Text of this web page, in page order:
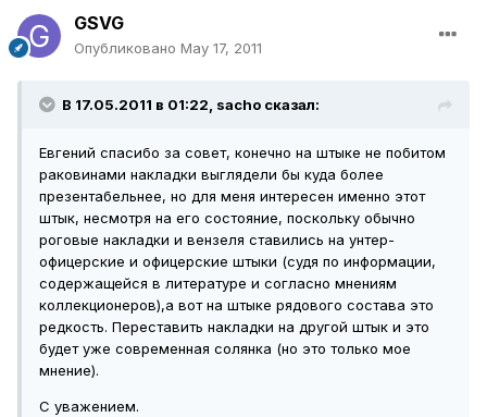
GSVG
Опубликовано May 17, 2011
В 17.05.2011 в 01:22, sacho сказал:
Евгений спасибо за совет, конечно на штыке не побитом
раковинами накладки выглядели бы куда более
презентабельнее, но для меня интересен именно этот
штык, несмотря на его состояние, поскольку обычно
роговые накладки и вензеля ставились на унтер-
офицерские и офицерские штыки (судя по информации,
содержащейся в литературе и согласно мнениям
коллекционеров),а вот на штыке рядового состава это
редкость. Переставить накладки на другой штык и это
будет уже современная солянка (но это только мое
мнение).
С уважением.